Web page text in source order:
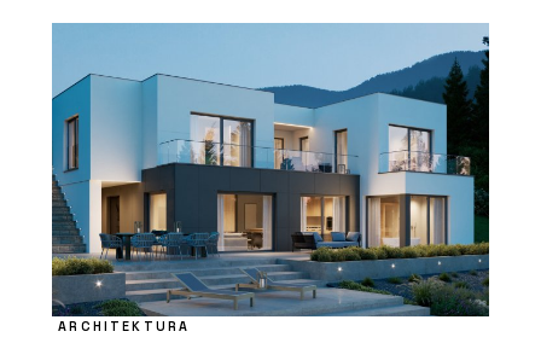
ARCHITEKTURA